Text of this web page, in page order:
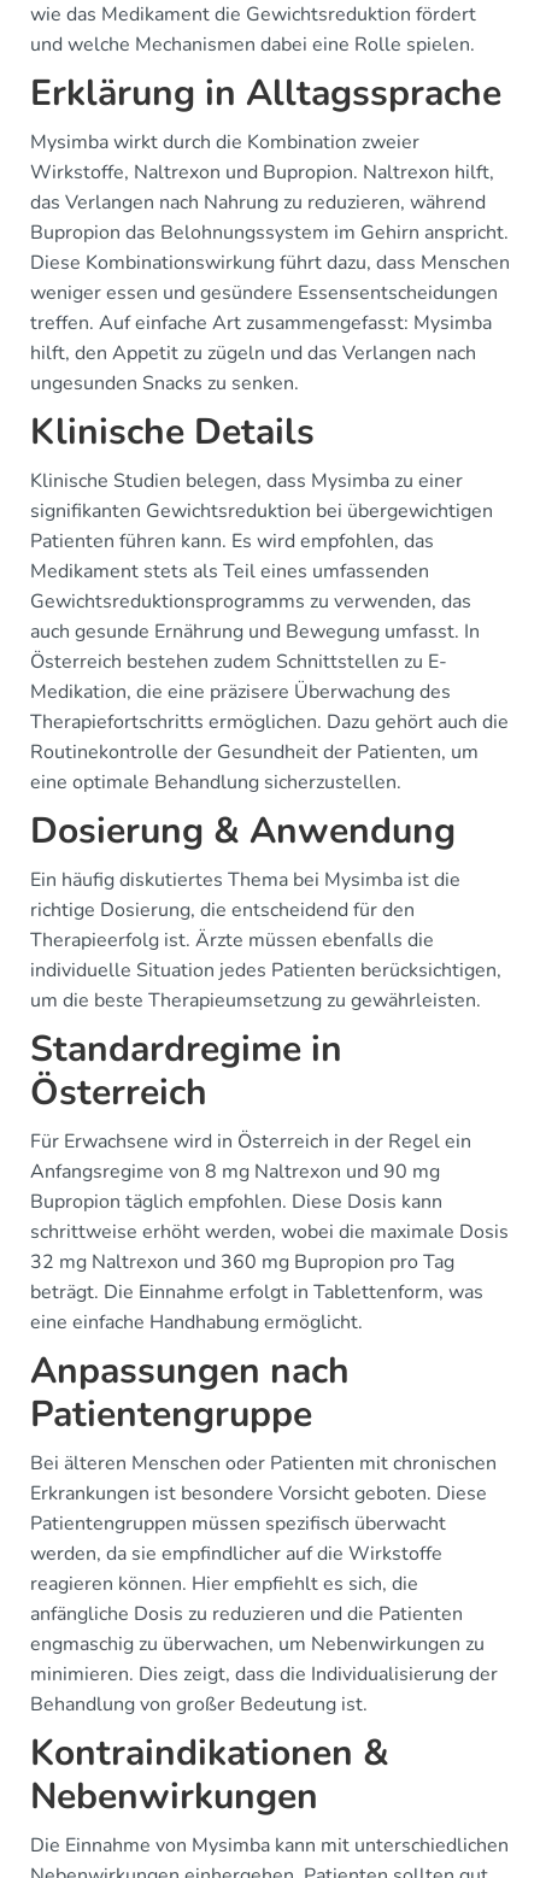
wie das Medikament die Gewichtsreduktion fördert
und welche Mechanismen dabei eine Rolle spielen.
Erklärung in Alltagssprache
Mysimba wirkt durch die Kombination zweier
Wirkstoffe, Naltrexon und Bupropion. Naltrexon hilft,
das Verlangen nach Nahrung zu reduzieren, während
Bupropion das Belohnungssystem im Gehirn anspricht.
Diese Kombinationswirkung führt dazu, dass Menschen
weniger essen und gesündere Essensentscheidungen
treffen. Auf einfache Art zusammengefasst: Mysimba
hilft, den Appetit zu zügeln und das Verlangen nach
ungesunden Snacks zu senken.
Klinische Details
Klinische Studien belegen, dass Mysimba zu einer
signifikanten Gewichtsreduktion bei übergewichtigen
Patienten führen kann. Es wird empfohlen, das
Medikament stets als Teil eines umfassenden
Gewichtsreduktionsprogramms zu verwenden, das
auch gesunde Ernährung und Bewegung umfasst. In
Österreich bestehen zudem Schnittstellen zu E-
Medikation, die eine präzisere Überwachung des
Therapiefortschritts ermöglichen. Dazu gehört auch die
Routinekontrolle der Gesundheit der Patienten, um
eine optimale Behandlung sicherzustellen.
Dosierung & Anwendung
Ein häufig diskutiertes Thema bei Mysimba ist die
richtige Dosierung, die entscheidend für den
Therapieerfolg ist. Ärzte müssen ebenfalls die
individuelle Situation jedes Patienten berücksichtigen,
um die beste Therapieumsetzung zu gewährleisten.
Standardregime in
Österreich
Für Erwachsene wird in Österreich in der Regel ein
Anfangsregime von 8 mg Naltrexon und 90 mg
Bupropion täglich empfohlen. Diese Dosis kann
schrittweise erhöht werden, wobei die maximale Dosis
32 mg Naltrexon und 360 mg Bupropion pro Tag
beträgt. Die Einnahme erfolgt in Tablettenform, was
eine einfache Handhabung ermöglicht.
Anpassungen nach
Patientengruppe
Bei älteren Menschen oder Patienten mit chronischen
Erkrankungen ist besondere Vorsicht geboten. Diese
Patientengruppen müssen spezifisch überwacht
werden, da sie empfindlicher auf die Wirkstoffe
reagieren können. Hier empfiehlt es sich, die
anfängliche Dosis zu reduzieren und die Patienten
engmaschig zu überwachen, um Nebenwirkungen zu
minimieren. Dies zeigt, dass die Individualisierung der
Behandlung von großer Bedeutung ist.
Kontraindikationen &
Nebenwirkungen
Die Einnahme von Mysimba kann mit unterschiedlichen